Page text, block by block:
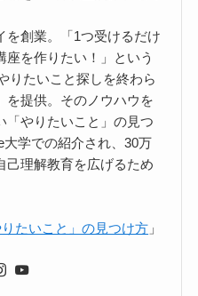
を創業。「1つ受けるだけ
を作りたい！」という
りたいこと探しを終わら
を提供。そのノウハウを
「やりたいこと」の見つ
大学での紹介され、30万
己理解教育を広げるため
たいこと」の見つけ方 」